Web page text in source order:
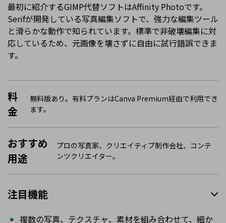
最初に紹介するGIMP代替ソフトはAffinity Photoです。
Serifが開発している写真編集ソフトで、強力な編集ツール
と滑らかな動作で知られています。標準で非破壊編集に対
応しているため、元画像を壊さずに自由に試行錯誤できま
す。
料
金
無料版あり。有料プランはCanva Premium経由で利用でき
ます。
おすすめ
用途
プロの写真家、クリエイティブ制作会社、コンテ
ンツクリエイター。
注目機能
複数の写真、テクスチャ、素材を組み合わせて、細か